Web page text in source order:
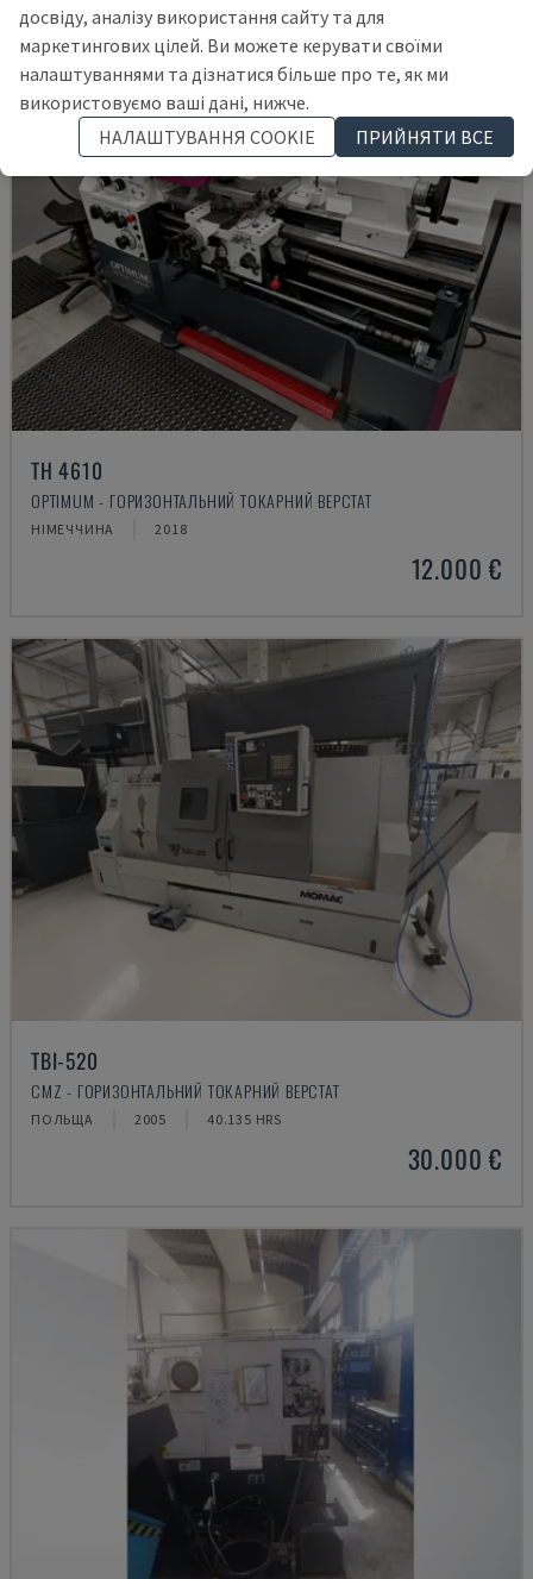
TH 4610
OPTIMUM - ГОРИЗОНТАЛЬНИЙ ТОКАРНИЙ ВЕРСТАТ
НІМЕЧЧИНА 2018
12.000 €
TBI-520
CMZ - ГОРИЗОНТАЛЬНИЙ ТОКАРНИЙ ВЕРСТАТ
ПОЛЬЩА 2005 40.135 HRS
30.000 €
досвіду, аналізу використання сайту та для
маркетингових цілей. Ви можете керувати своїми
налаштуваннями та дізнатися більше про те, як ми
використовуємо ваші дані, нижче.
НАЛАШТУВАННЯ COOKIE
ПРИЙНЯТИ ВСЕ